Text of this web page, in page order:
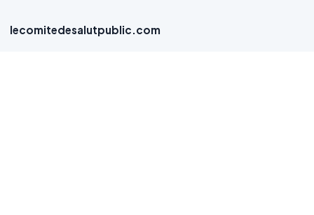
lecomitedesalutpublic.com